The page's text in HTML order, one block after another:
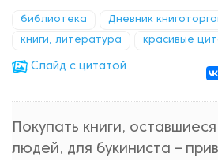
библиотека Дневник
книги, литература красивые
Cлайд с цитатой
Покупать книги,
людей, для букиниста –